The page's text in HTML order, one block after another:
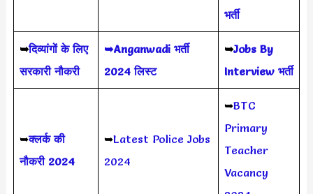
भर्ती
➥दिव्यांगों के लिए
सरकारी नौकरी
➥Anganwadi भर्ती
2024 लिस्ट
➥Jobs By
Interview भर्ती
➥क्लर्क की
नौकरी 2024
➥Latest Police Jobs
2024
➥BTC
Primary
Teacher
Vacancy